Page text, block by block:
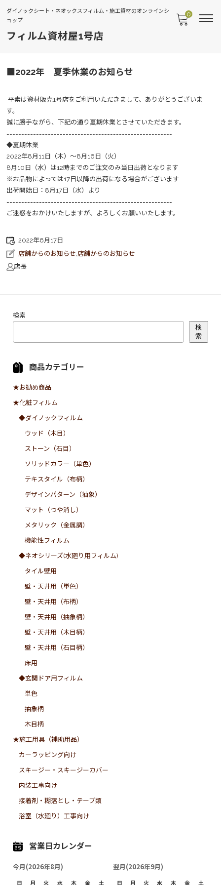
ダイノックシート・ネオックスフィルム・施工資材のオンラインシ
ョップ
フィルム資材屋1号店
0
■2022年 夏季休業のお知らせ
平素は資材販売1号店をご利用いただきまして、ありがとうございま
す。
誠に勝手ながら、下記の通り夏期休業とさせていただきます。
========================================================
◆夏期休業
2022年8月11日（木）～8月16日（火）
8月10日（水）は12時までのご注文のみ当日出荷となります
※お品物によっては17日以降の出荷になる場合がございます
出荷開始日：8月17日（水）より
========================================================
ご迷惑をおかけいたしますが、よろしくお願いいたします。
2022年6月17日
店舗からのお知らせ 店舗からのお知らせ
店長
検索
検
索
商品カテゴリー
★お勧め商品
★化粧フィルム
◆ダイノックフィルム
ウッド（木目）
ストーン（石目）
ソリッドカラー（単色）
テキスタイル（布柄）
デザインパターン（抽象）
マット（つや消し）
メタリック（金属調）
機能性フィルム
◆ネオシリーズ(水廻り用フィルム)
タイル壁用
壁・天井用（単色）
壁・天井用（布柄）
壁・天井用（抽象柄）
壁・天井用（木目柄）
壁・天井用（石目柄）
床用
◆玄関ドア用フィルム
単色
抽象柄
木目柄
★施工用具（補助用品）
カーラッピング向け
スキージー・スキージーカバー
内装工事向け
接着剤・糊落とし・テープ類
浴室（水廻り）工事向け
営業日カレンダー
今月(2026年8月)
日 月 火 水 木 金 土
翌月(2026年9月)
日 月 火 水 木 金 土